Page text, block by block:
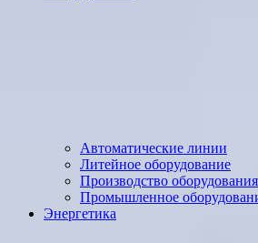
Автоматические линии
Литейное оборудование
Производство оборудования
Промышленное
Энергетика